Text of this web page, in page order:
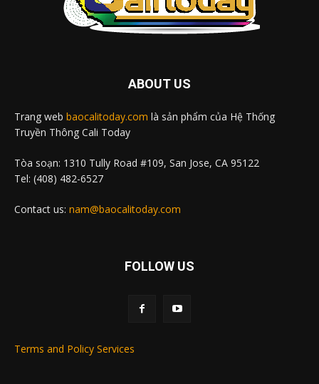
ABOUT US
Trang web baocalitoday.com là sản phẩm của Hệ Thống
Truyền Thông Cali Today
Tòa soạn: 1310 Tully Road #109, San Jose, CA 95122
Tel: (408) 482-6527
Contact us: nam@baocalitoday.com
FOLLOW US
Terms and Policy Services